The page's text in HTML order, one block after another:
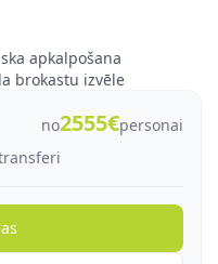
apkalpošana
brokastu izvēle
no2555€personai